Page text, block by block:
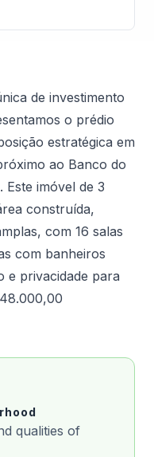
de investimento
o prédio
estratégica em
ao Banco do
Este imóvel de 3
construída,
com 16 salas
com banheiros
e privacidade para
qualities of